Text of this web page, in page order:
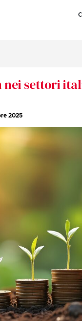
nei settori
2025